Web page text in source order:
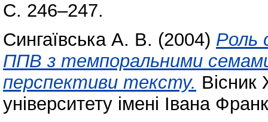
С. 246–247.
Сингаївська А. В. (2004) Роль
ППВ з темпоральними семами
перспективи тексту. Вісник
університету імені Івана